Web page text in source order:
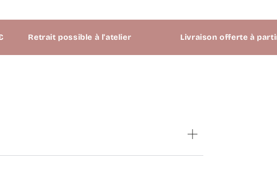
Retrait possible à l'atelier Livraison offerte à partir de